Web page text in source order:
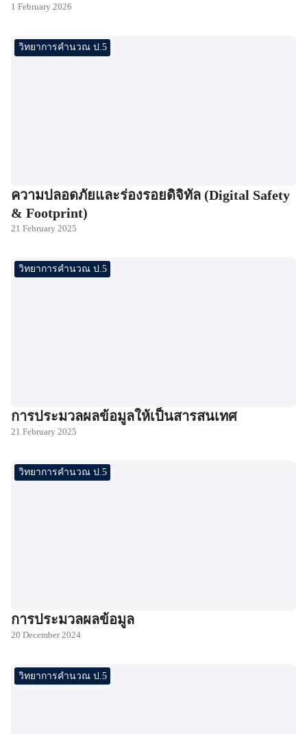
1 February 2026
วิทยาการคำนวณ ป.5
ความปลอดภัยและร่องรอยดิจิทัล (Digital Safety
& Footprint)
21 February 2025
วิทยาการคำนวณ ป.5
การประมวลผลข้อมูลให้เป็นสารสนเทศ
21 February 2025
วิทยาการคำนวณ ป.5
การประมวลผลข้อมูล
20 December 2024
วิทยาการคำนวณ ป.5